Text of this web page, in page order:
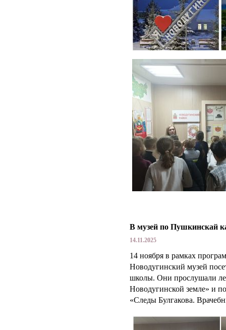
В музей по Пушкинскай
14.11.2025
14 ноября в рамках
Новодугинский музей
школы. Они прослушали
Новодугинской земле» и
«Следы Булгакова.